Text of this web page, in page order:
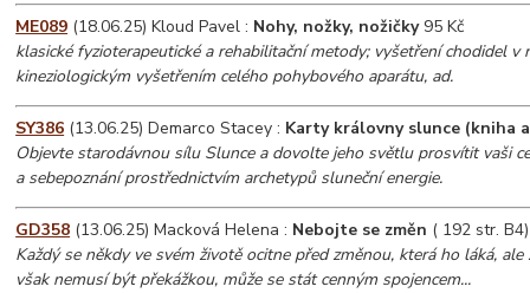
ME089 (18.06.25) Kloud Pavel : Nohy, nožky, nožičky95 Kč
klasické fyzioterapeutické a rehabilitační metody; vyšetření chodidel v
kineziologickým vyšetřením celého pohybového aparátu, ad.
SY386 (13.06.25) Demarco Stacey : Karty královny slunce (kniha
Objevte starodávnou sílu Slunce a dovolte jeho světlu prosvítit vaši
a sebepoznání prostřednictvím archetypů sluneční energie.
GD358 (13.06.25) Macková Helena : Nebojte se změn ( 192 str.
Každý se někdy ve svém životě ocitne před změnou, která ho láká, ale
však nemusí být překážkou, může se stát cenným spojencem...